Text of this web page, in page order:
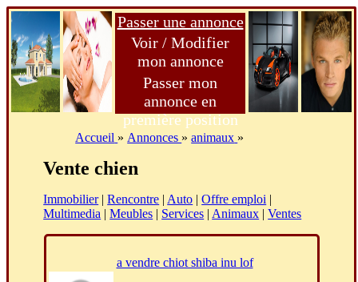
Passer une annonce
Voir / Modifier
mon annonce
Passer mon
annonce en
première position
Accueil » Annonces » animaux »
Vente chien
Immobilier|Rencontre | Auto |Offre emploi |
Multimedia |Meubles | Services | Animaux |Ventes
a vendre chiot shiba inu lof